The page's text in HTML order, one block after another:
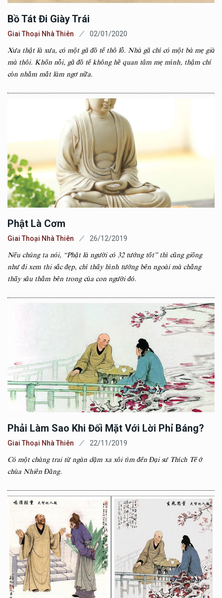
Bồ Tát Đi Giày Trái
Giai Thoại Nhà Thiên 02/01/2020
Xưa thật là xưa, có một gã đồ tể thô lỗ. Nhà gã chỉ có một bà mẹ già
mà thôi. Khốn nỗi, gã đồ tể không hề quan tâm mẹ mình, thậm chí
còn nhắm mắt làm ngơ nữa.
Phật Là Cơm
Giai Thoại Nhà Thiên 26/12/2019
Nếu chúng ta nói, “Phật là người có 32 tướng tốt” thì cũng giống
như đi xem thi sắc đẹp, chỉ thấy hình tướng bên ngoài mà chẳng
thấy sâu thẳm bên trong của con người đó.
Phải Làm Sao Khi Đối Mặt Với Lời Phỉ Báng?
Giai Thoại Nhà Thiên 22/11/2019
Có một chàng trai từ ngàn dặm xa xôi tìm đến Đại sư Thích Tế ở
chùa Nhiên Đăng.